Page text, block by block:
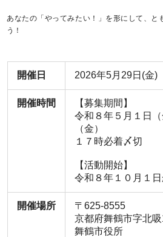
あなたの「やってみたい！」を形にして、と
う！
開催日 2026年5月29日(金)
開催時間
【募集期間】
令和８年５月１日
（金）
１７時必着〆切
【活動開始】
令和８年１０月１日
開催場所
〒625-8555
京都府舞鶴市字北
舞鶴市役所